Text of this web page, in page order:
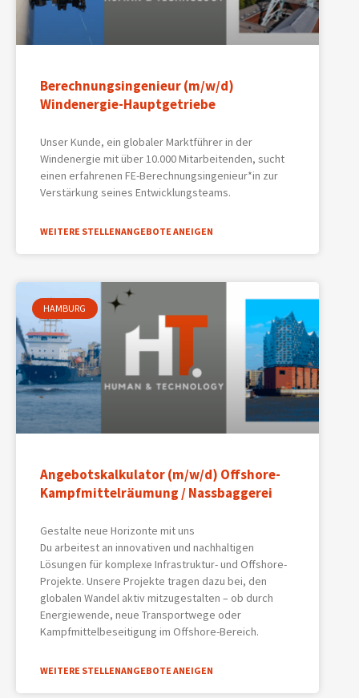
Berechnungsingenieur (m/w/d)
Windenergie-Hauptgetriebe
Unser Kunde, ein globaler Marktführer in der
Windenergie mit über 10.000 Mitarbeitenden, sucht
einen erfahrenen FE-Berechnungsingenieur*in zur
Verstärkung seines Entwicklungsteams.
WEITERE STELLENANGEBOTE ANEIGEN
HAMBURG
Angebotskalkulator (m/w/d) Offshore-
Kampfmittelräumung / Nassbaggerei
Gestalte neue Horizonte mit uns
Du arbeitest an innovativen und nachhaltigen
Lösungen für komplexe Infrastruktur- und Offshore-
Projekte. Unsere Projekte tragen dazu bei, den
globalen Wandel aktiv mitzugestalten – ob durch
Energiewende, neue Transportwege oder
Kampfmittelbeseitigung im Offshore-Bereich.
WEITERE STELLENANGEBOTE ANEIGEN